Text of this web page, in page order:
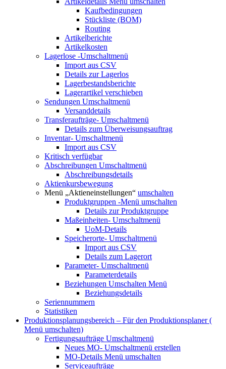
Kaufbedingungen
Stückliste (BOM)
Routing
Artikelberichte
Artikelkosten
Lagerlose -Umschaltmenü
Import aus CSV
Details zur Lagerlos
Lagerbestandsberichte
Lagerartikel verschieben
Sendungen Umschaltmenü
Versanddetails
Transferaufträge- Umschaltmenü
Details zum Überweisungsauftrag
Inventar- Umschaltmenü
Import aus CSV
Kritisch verfügbar
Abschreibungen Umschaltmenü
Abschreibungsdetails
Aktienkursbewegung
Menü „Aktieneinstellungen“ umschalten
Produktgruppen -Menü umschalten
Details zur Produktgruppe
Maßeinheiten- Umschaltmenü
UoM-Details
Speicherorte- Umschaltmenü
Import aus CSV
Details zum Lagerort
Parameter- Umschaltmenü
Parameterdetails
Beziehungen Umschalten Menü
Beziehungsdetails
Seriennummern
Statistiken
Produktionsplanungsbereich – Für den Produktionsplaner (
Menü umschalten)
Fertigungsaufträge Umschaltmenü
Neues MO- Umschaltmenü erstellen
MO-Details Menü umschalten
Serviceaufträge